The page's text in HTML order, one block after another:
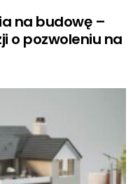
na budowę –
o pozwoleniu na